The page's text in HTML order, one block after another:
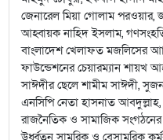
জেনারেল মিয়া গোলাম পরওয়ার,
আহ্বায়ক নাহিদ ইসলাম,
বাংলাদেশ খেলাফত মজলিসের
ফাউন্ডেশনের চেয়ারম্যান শায়খ
সাঈদীর ছেলে শামীম সাঈদী,
এনসিপি নেতা হাসনাত
রাজনৈতিক ও সামাজিক সংগঠনের
উর্ধ্বতন সামরিক ও বেসামরিক